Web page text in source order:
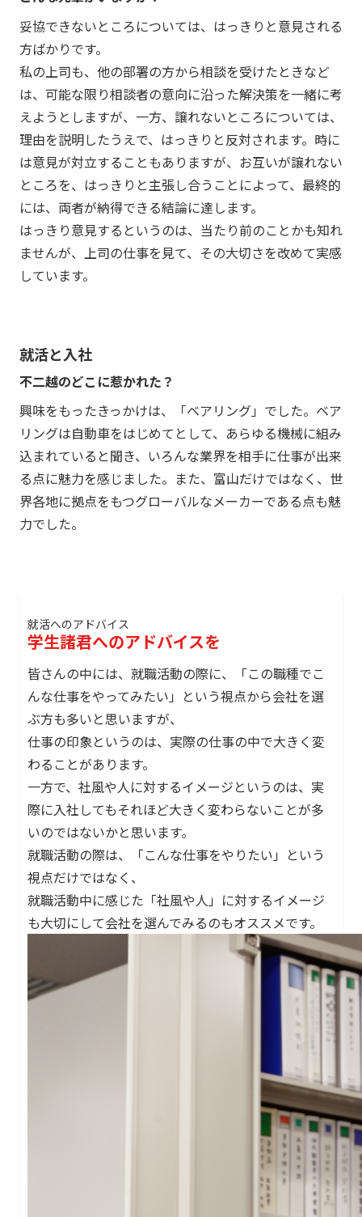
妥協できないところについては、はっきりと意見される
方ばかりです。
私の上司も、他の部署の方から相談を受けたときなど
は、可能な限り相談者の意向に沿った解決策を一緒に考
えようとしますが、一方、譲れないところについては、
理由を説明したうえで、はっきりと反対されます。時に
は意見が対立することもありますが、お互いが譲れない
ところを、はっきりと主張し合うことによって、最終的
には、両者が納得できる結論に達します。
はっきり意見するというのは、当たり前のことかも知れ
ませんが、上司の仕事を見て、その大切さを改めて実感
しています。
就活と入社
不二越のどこに惹かれた？
興味をもったきっかけは、「ベアリング」でした。ベア
リングは自動車をはじめてとして、あらゆる機械に組み
込まれていると聞き、いろんな業界を相手に仕事が出来
る点に魅力を感じました。また、富山だけではなく、世
界各地に拠点をもつグローバルなメーカーである点も魅
力でした。
就活へのアドバイス
学生諸君へのアドバイスを
皆さんの中には、就職活動の際に、「この職種でこ
んな仕事をやってみたい」という視点から会社を選
ぶ方も多いと思いますが、
仕事の印象というのは、実際の仕事の中で大きく変
わることがあります。
一方で、社風や人に対するイメージというのは、実
際に入社してもそれほど大きく変わらないことが多
いのではないかと思います。
就職活動の際は、「こんな仕事をやりたい」という
視点だけではなく、
就職活動中に感じた「社風や人」に対するイメージ
も大切にして会社を選んでみるのもオススメです。